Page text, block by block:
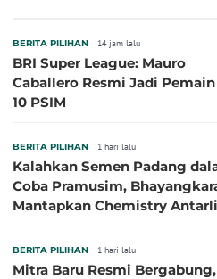
BERITA PILIHAN 14 jam lalu
BRI Super League: Mauro
Caballero Resmi Jadi
10 PSIM
BERITA PILIHAN 1 hari lalu
Kalahkan Semen Padang
Coba Pramusim,
Mantapkan Chemistry
BERITA PILIHAN 1 hari lalu
Mitra Baru Resmi